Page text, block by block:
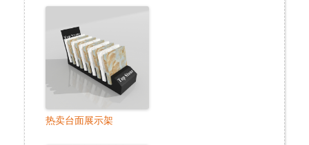
热卖台面展示架